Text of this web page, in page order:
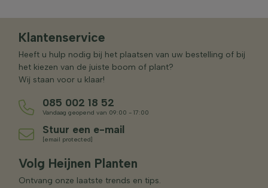
Klantenservice
Heeft u hulp nodig bij het plaatsen van uw bestelling of bij
het kiezen van de juiste boom of plant?
Wij staan voor u klaar!
085 002 18 52
Vandaag geopend van 09:00 - 17:00
Stuur een e-mail
[email protected]
Volg Heijnen Planten
Ontvang onze laatste trends en tips.